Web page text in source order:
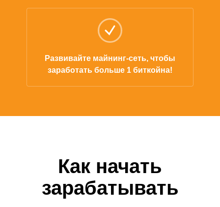
Развивайте майнинг-сеть, чтобы
заработать больше 1 биткойна!
Как начать
зарабатывать